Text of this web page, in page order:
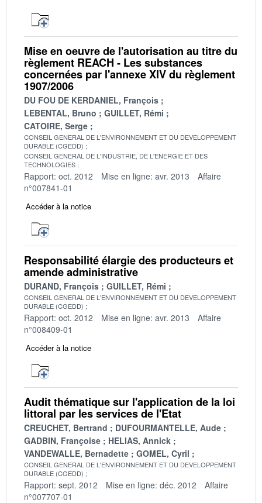
Mise en oeuvre de l'autorisation au titre du
règlement REACH - Les substances
concernées par l'annexe XIV du règlement
1907/2006
DU FOU DE KERDANIEL, François
LEBENTAL, Bruno
GUILLET, Rémi
CATOIRE, Serge
CONSEIL GENERAL DE L'ENVIRONNEMENT ET DU DEVELOPPEMENT
DURABLE (CGEDD)
CONSEIL GENERAL DE L'INDUSTRIE, DE L'ENERGIE ET DES
TECHNOLOGIES
Rapport: oct. 2012 Mise en ligne: avr. 2013
Affaire
n°007841-01
Accéder à la notice
Responsabilité élargie des producteurs et
amende administrative
DURAND, François GUILLET, Rémi
CONSEIL GENERAL DE L'ENVIRONNEMENT ET DU DEVELOPPEMENT
DURABLE (CGEDD)
Rapport: oct. 2012 Mise en ligne: avr. 2013
Affaire
n°008409-01
Accéder à la notice
Audit thématique sur l'application de la loi
littoral par les services de l'Etat
CREUCHET, Bertrand
DUFOURMANTELLE, Aude
GADBIN, Françoise
HELIAS, Annick
VANDEWALLE, Bernadette
GOMEL, Cyril
CONSEIL GENERAL DE L'ENVIRONNEMENT ET DU DEVELOPPEMENT
DURABLE (CGEDD)
Rapport: sept. 2012 Mise en ligne: déc. 2012
Affaire
n°007707-01